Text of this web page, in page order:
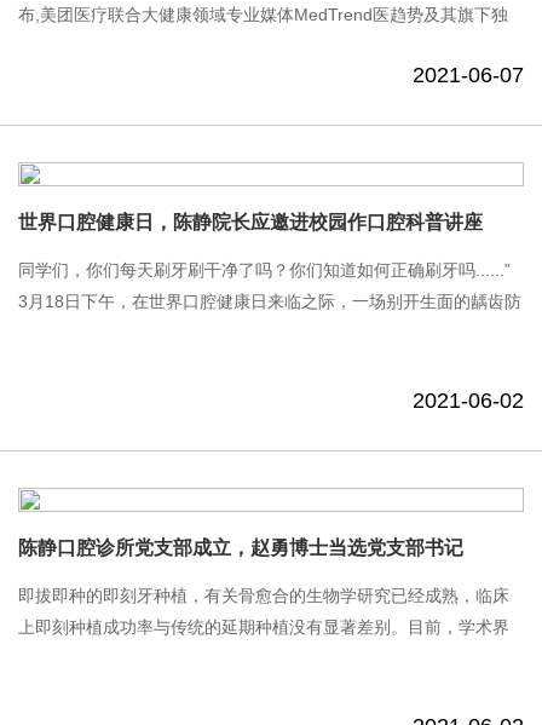
布,美团医疗联合大健康领域专业媒体MedTrend医趋势及其旗下独
2021-06-07
世界口腔健康日，陈静院长应邀进校园作口腔科普讲座
同学们，你们每天刷牙刷干净了吗？你们知道如何正确刷牙吗......”
3月18日下午，在世界口腔健康日来临之际，一场别开生面的龋齿防
2021-06-02
陈静口腔诊所党支部成立，赵勇博士当选党支部书记
即拔即种的即刻牙种植，有关骨愈合的生物学研究已经成熟，临床
上即刻种植成功率与传统的延期种植没有显著差别。目前，学术界